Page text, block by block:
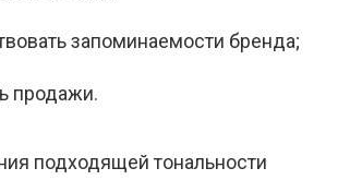
запоминаемости бренда;
продажи.
подходящей тональности